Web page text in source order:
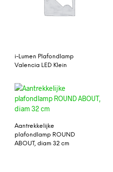
i-Lumen Plafondlamp
Valencia LED Klein
Aantrekkelijke
plafondlamp ROUND
ABOUT, diam 32 cm